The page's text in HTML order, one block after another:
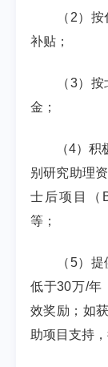
（ 2）按
补贴；
（3）按
金；
（4）积
别研究助理
士后项目（
等；
（5）提
低于30万/年
效奖励；如
助项目支持，